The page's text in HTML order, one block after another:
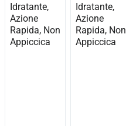
Idratante,
Azione
Rapida, Non
Appiccica
Idratante,
Azione
Rapida, Non
Appiccica